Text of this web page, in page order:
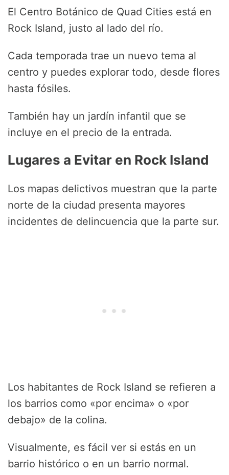
El Centro Botánico de Quad Cities está en
Rock Island, justo al lado del río.
Cada temporada trae un nuevo tema al
centro y puedes explorar todo, desde flores
hasta fósiles.
También hay un jardín infantil que se
incluye en el precio de la entrada.
Lugares a Evitar en Rock Island
Los mapas delictivos muestran que la parte
norte de la ciudad presenta mayores
incidentes de delincuencia que la parte sur.
Los habitantes de Rock Island se refieren a
los barrios como «por encima» o «por
debajo» de la colina.
Visualmente, es fácil ver si estás en un
barrio histórico o en un barrio normal.